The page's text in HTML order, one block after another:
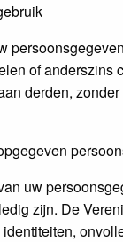
of anderszins
derden,
uw
zijn. De